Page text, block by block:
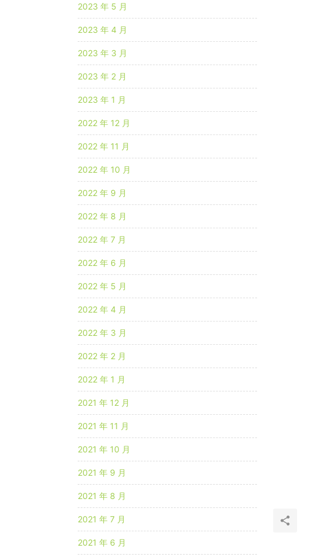
2023 年 5 月
2023 年 4 月
2023 年 3 月
2023 年 2 月
2023 年 1 月
2022 年 12 月
2022 年 11 月
2022 年 10 月
2022 年 9 月
2022 年 8 月
2022 年 7 月
2022 年 6 月
2022 年 5 月
2022 年 4 月
2022 年 3 月
2022 年 2 月
2022 年 1 月
2021 年 12 月
2021 年 11 月
2021 年 10 月
2021 年 9 月
2021 年 8 月
2021 年 7 月
2021 年 6 月